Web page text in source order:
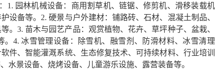
1. 园林机械设备：商用割草机、链锯、修剪机、滑移装载
设备等。 2.硬景与户外建材：铺路砖、石材、混凝土制品
。 3. 苗木与园艺产品：观赏植物、花卉、草坪种子、盆栽
4.冰雪管理设备：除雪机、融雪剂、防滑材料、冰雪清
件、智能灌溉系统、生态修复技术、可持续材料、行业培
水景设备、烧烤设备、儿童游乐设施、露营装备等。